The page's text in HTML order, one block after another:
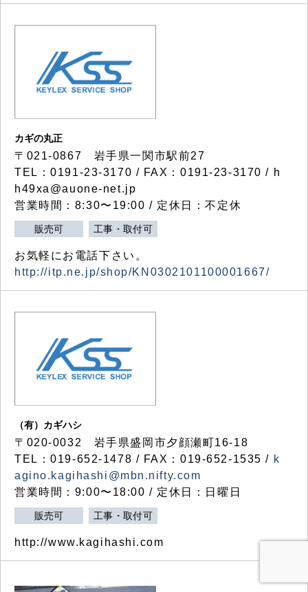
カギの丸正
〒021-0867 岩手県一関市駅前27
TEL：0191-23-3170 / FAX：0191-23-3170 / h
h49xa@auone-net.jp
営業時間：8:30〜19:00 / 定休日：不定休
販売可 工事・取付可
お気軽にお電話下さい。
http://itp.ne.jp/shop/KN0302101100001667/
（有）カギハシ
〒020-0032 岩手県盛岡市夕顔瀬町16-18
TEL：019-652-1478 / FAX：019-652-1535 / k
agino.kagihashi@mbn.nifty.com
営業時間：9:00〜18:00 / 定休日：日曜日
販売可 工事・取付可
http://www.kagihashi.com